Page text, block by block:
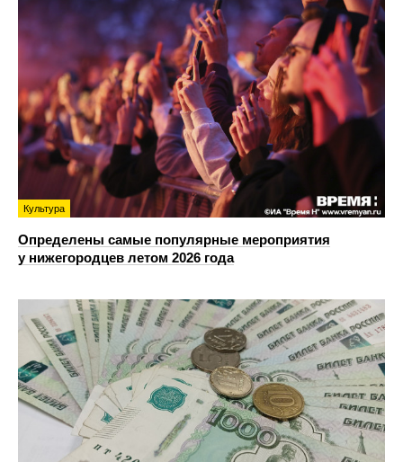
Культура
Определены самые популярные мероприятия
у нижегородцев летом 2026 года